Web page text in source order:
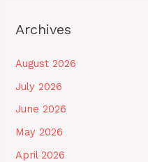
Archives
August 2026
July 2026
June 2026
May 2026
April 2026